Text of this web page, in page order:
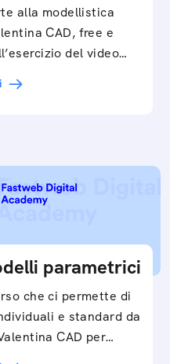
alla modellistica
CAD, free e
del video…
parametrici
che ci permette di
e standard da
CAD per…